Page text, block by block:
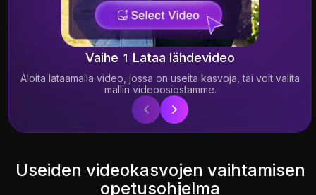
2.40K
Vaihe 1 Lataa lähdevideo
Aloita lataamalla video, jossa on useita kasvoja, tai voit valita
mallin videoosiostamme.
Useiden videokasvojen vaihtamisen
opetusohjelma